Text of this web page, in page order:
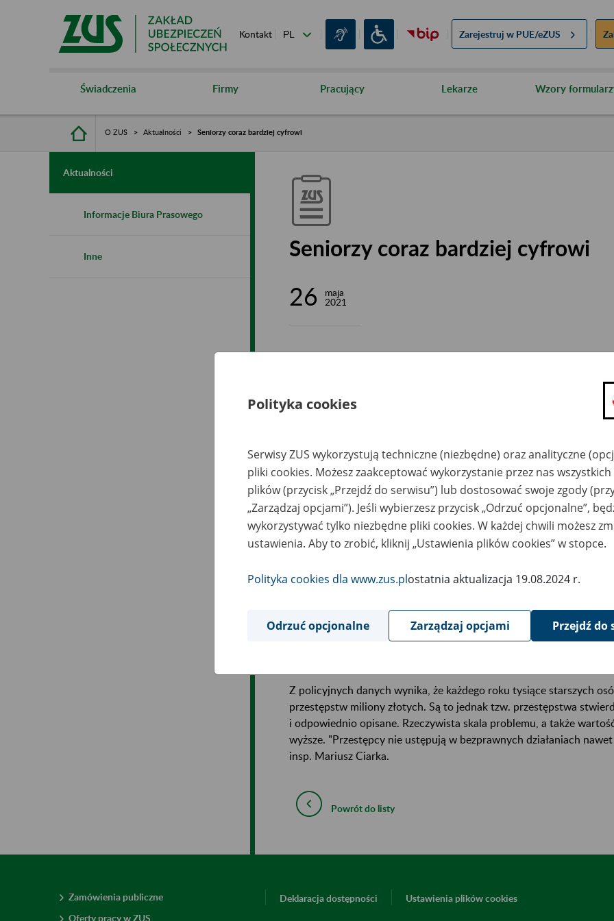
Kontakt Zarejestruj w PUE/eZUS
Świadczenia Firmy Pracujący Lekarze Wzory
O ZUS Aktualności Seniorzy coraz bardziej cyfrowi
Aktualności
Informacje Biura Prasowego
Inne Seniorzy coraz bardziej cyfrowi
26
maja
2021
Obecnie około 75 proc. klientów ZUS otrzymuje
rachunek bankowy. To bezpieczniejszy sposób niż
przekonuje Zakład Ubezpieczeń Społecznych i Komenda
Od kilkunastu lat wypłaty świadczeń na rachunki bankowe
nieco ponad 40 proc., a w 2008 roku – połowa. Świadczenie w
pobierają mieszkańcy północnej i północno-zachodniej Polski.
„Zakład Ubezpieczeń Społecznych we współpracy z instytucjami
świadczeniobiorców do korzystania z bezgotówkowych form
profesor Gertruda Uścińska, prezes Zakładu Ubezpieczeń
Również Światowa Organizacja Zdrowia rekomenduje obrót
ryzyko przenoszenia bakterii i wirusów. Wypłata świadczeń na
kradzieży środków w wyniku oszustw znanych jako metoda „na
nosząc gotówki przy sobie, a płacąc w sklepie kartą zmniejszamy
Z policyjnych danych wynika, że każdego roku tysiące starszych
przestępstw miliony złotych. Są to jednak tzw. przestępstwa
i odpowiednio opisane. Rzeczywista skala problemu, a także
wyższe. "Przestępcy nie ustępują w bezprawnych działaniach
insp. Mariusz Ciarka.
Powrót do listy
Zamówienia publiczne
Oferty pracy w ZUS
Deklaracja dostępności Ustawienia plików cookies
Polityka cookies
Serwisy ZUS wykorzystują techniczne (niezbędne) oraz analityczne
pliki cookies. Możesz zaakceptować wykorzystanie przez nas
plików (przycisk „Przejdź do serwisu”) lub dostosować swoje zgody
„Zarządzaj opcjami”). Jeśli wybierzesz przycisk „Odrzuć opcjonalne”,
wykorzystywać tylko niezbędne pliki cookies. W każdej chwili możesz
ustawienia. Aby to zrobić, kliknij „Ustawienia plików cookies” w stopce.
Polityka cookies dla www.zus.plostatnia aktualizacja 19.08.2024 r.
Odrzuć opcjonalne Zarządzaj opcjami Przejdź do